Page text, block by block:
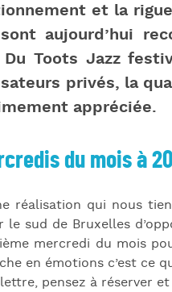
et la
aujourd’hui
Du Toots Jazz
privés, la
appréciée.
du mois à
réalisation qui nous
sud de Bruxelles
mercredi du mois
en émotions c’est ce
pensez à réserver